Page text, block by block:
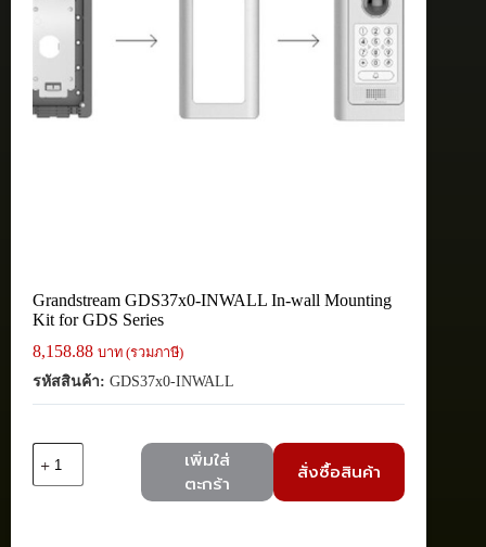
Grandstream GDS37x0-INWALL In-wall Mounting
Kit for GDS Series
8,158.88 บาท (รวมภาษี)
รหัสสินค้า: GDS37x0-INWALL
Grandstream
เพิ่มใส่
ตะกร้า
สั่งซื้อสินค้า